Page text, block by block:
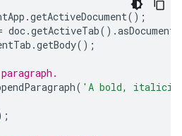
.getActiveDocument();
doc.getActiveTab().
.getBody();
( 'A bold,